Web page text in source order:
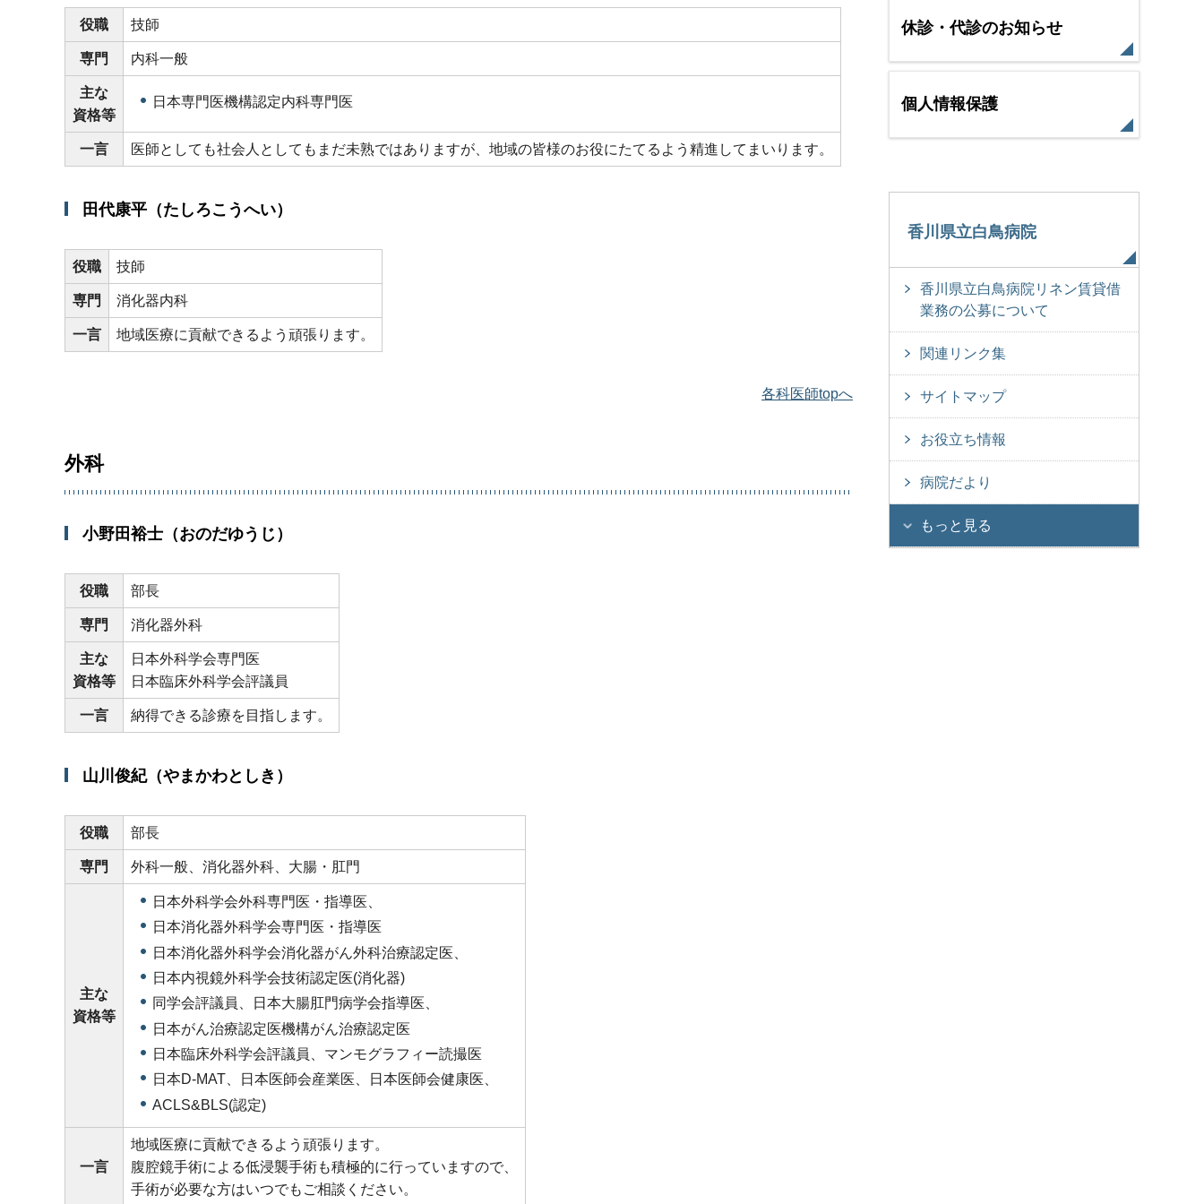
役職 技師
専門 内科一般
主な
資格等
日本専門医機構認定内科専門医
一言 医師としても社会人としてもまだ未熟ではありますが、地域の皆様のお役にたてるよう精進してまいります。
田代康平（たしろこうへい）
役職 技師
専門 消化器内科
一言 地域医療に貢献できるよう頑張ります。
各科医師topへ
外科
小野田裕士（おのだゆうじ）
役職 部長
専門 消化器外科
主な
資格等
日本外科学会専門医
日本臨床外科学会評議員
一言 納得できる診療を目指します。
山川俊紀（やまかわとしき）
役職 部長
専門 外科一般、消化器外科、大腸・肛門
主な
資格等
日本外科学会外科専門医・指導医、
日本消化器外科学会専門医・指導医
日本消化器外科学会消化器がん外科治療認定医、
日本内視鏡外科学会技術認定医(消化器)
同学会評議員、日本大腸肛門病学会指導医、
日本がん治療認定医機構がん治療認定医
日本臨床外科学会評議員、マンモグラフィー読撮医
日本D-MAT、日本医師会産業医、日本医師会健康医、
ACLS&BLS(認定)
一言
地域医療に貢献できるよう頑張ります。
腹腔鏡手術による低浸襲手術も積極的に行っていますので、
手術が必要な方はいつでもご相談ください。
休診・代診のお知らせ
個人情報保護
香川県立白鳥病院
香川県立白鳥病院リネン賃貸借
業務の公募について
関連リンク集
サイトマップ
お役立ち情報
病院だより
もっと見る